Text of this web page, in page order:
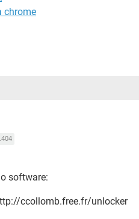
chrome
software:
ccollomb.free.fr/unlocker